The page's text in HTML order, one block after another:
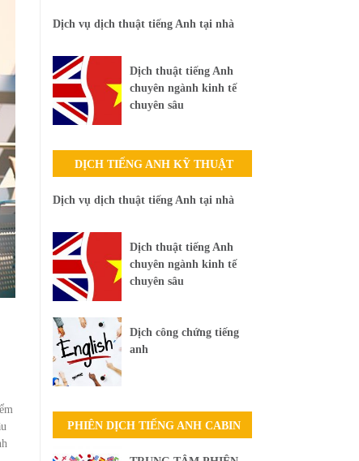
Dịch vụ dịch thuật tiếng Anh tại nhà
Dịch thuật tiếng Anh
chuyên ngành kinh tế
chuyên sâu
DỊCH TIẾNG ANH KỸ THUẬT
Dịch vụ dịch thuật tiếng Anh tại nhà
Dịch thuật tiếng Anh
chuyên ngành kinh tế
chuyên sâu
Dịch công chứng tiếng
anh
PHIÊN DỊCH TIẾNG ANH CABIN